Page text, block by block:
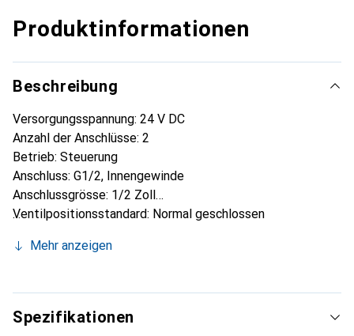
Produktinformationen
Beschreibung
Versorgungsspannung: 24 V DC
Anzahl der Anschlüsse: 2
Betrieb: Steuerung
Anschluss: G1/2, Innengewinde
Anschlussgrösse: 1/2 Zoll
Ventilpositionsstandard: Normal geschlossen
Typ: 2/2
Gehäusematerial: Messing
Maximaler Betriebsdruck: 10 bar
Betriebstemperaturbereich: -10 bis +80 °C
Mehr anzeigen
Spezifikationen